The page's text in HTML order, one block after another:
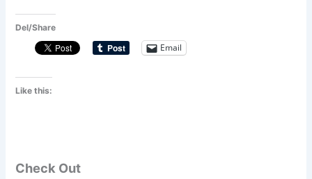
Del/Share
Email
Like this:
Check Out